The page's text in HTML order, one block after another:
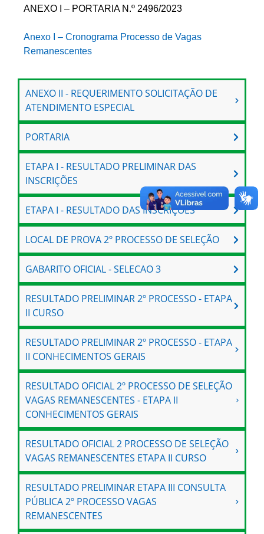
ANEXO I – PORTARIA N.º 2496/2023
Anexo I – Cronograma Processo de Vagas
Remanescentes
ANEXO II - REQUERIMENTO SOLICITAÇÃO DE
ATENDIMENTO ESPECIAL
PORTARIA
ETAPA I - RESULTADO PRELIMINAR DAS
INSCRIÇÕES
ETAPA I - RESULTADO DAS INSCRIÇÕES
LOCAL DE PROVA 2º PROCESSO DE SELEÇÃO
GABARITO OFICIAL - SELECAO 3
RESULTADO PRELIMINAR 2º PROCESSO - ETAPA
II CURSO
RESULTADO PRELIMINAR 2º PROCESSO - ETAPA
II CONHECIMENTOS GERAIS
RESULTADO OFICIAL 2º PROCESSO DE SELEÇÃO
VAGAS REMANESCENTES - ETAPA II
CONHECIMENTOS GERAIS
RESULTADO OFICIAL 2 PROCESSO DE SELEÇÃO
VAGAS REMANESCENTES ETAPA II CURSO
RESULTADO PRELIMINAR ETAPA III CONSULTA
PÚBLICA 2º PROCESSO VAGAS
REMANESCENTES